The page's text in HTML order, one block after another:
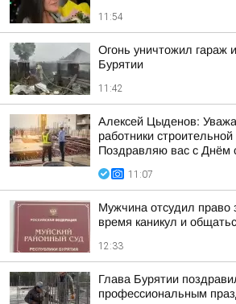
11:54
Огонь уничтожил гараж
Бурятии
11:42
Алексей Цыденов:
работники строительной
Поздравляю вас с Днём
11:07
Мужчина отсудил право
время каникул и
12:33
Глава Бурятии
профессиональным